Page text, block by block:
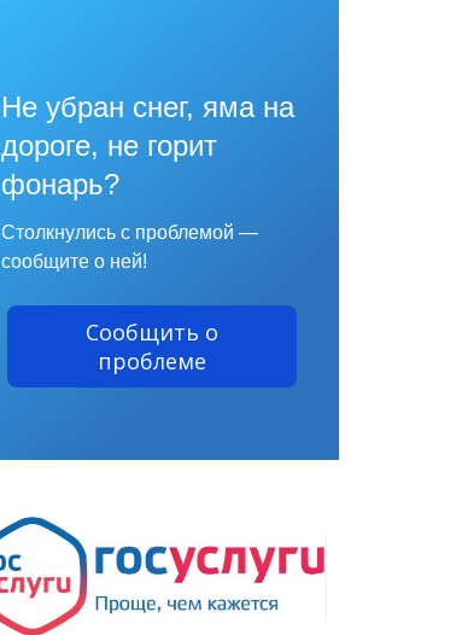
Не убран снег, яма на
дороге, не горит
фонарь?
Столкнулись с проблемой —
сообщите о ней!
Сообщить о
проблеме